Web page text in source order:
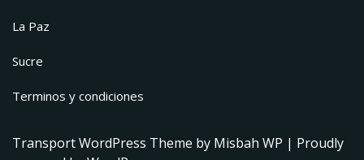
La Paz
Sucre
Terminos y condiciones
Transport WordPress Theme by Misbah WP | Proudly